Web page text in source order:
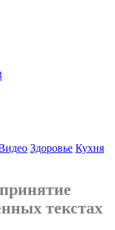
Здоровье Кухня
текстах